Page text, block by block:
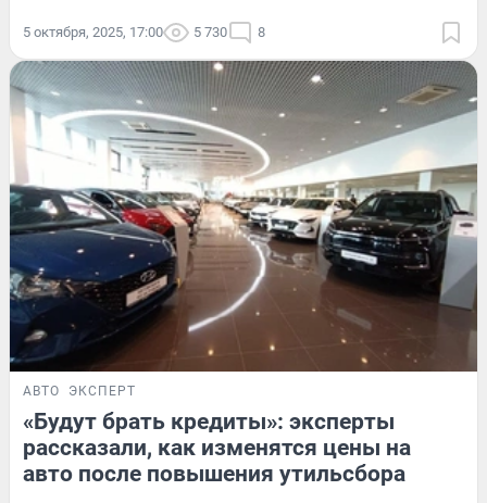
5 октября, 2025, 17:00 5 730 8
АВТО ЭКСПЕРТ
«Будут брать кредиты»: эксперты
рассказали, как изменятся цены на
авто после повышения утильсбора